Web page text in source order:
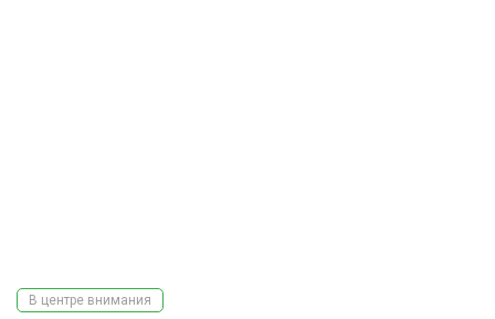
В центре внимания